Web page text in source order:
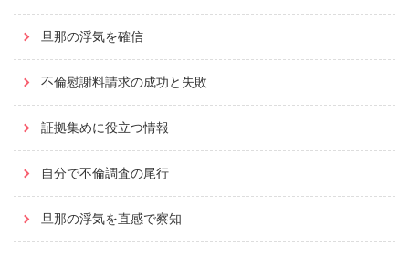
旦那の浮気を確信
不倫慰謝料請求の成功と失敗
証拠集めに役立つ情報
自分で不倫調査の尾行
旦那の浮気を直感で察知